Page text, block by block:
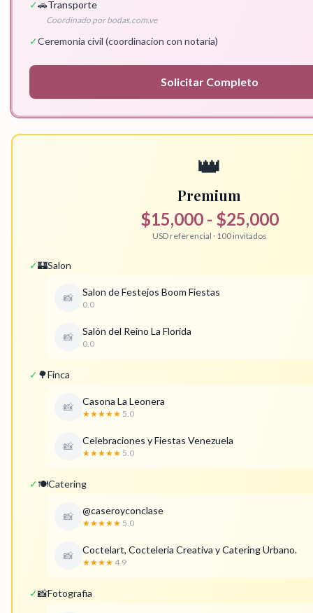
✓🚗Transporte
Coordinado por bodas.com.ve
✓Ceremonia civil (coordinacion con notaria)
Solicitar Completo
👑
Premium
$15,000 - $25,000
USD referencial · 100 invitados
✓🏰Salon
📸 Salon de Festejos Boom Fiestas
0.0
📸 Salón del Reino La Florida
0.0
✓ 🌳Finca
📸 Casona La Leonera
★★★★★ 5.0
📸 Celebraciones y Fiestas Venezuela
★★★★★ 5.0
✓🍽️Catering
📸 @caseroyconclase
★★★★★ 5.0
📸 Coctelart, Cocteleria Creativa y Catering Urbano.
★★★★ 4.9
✓📸Fotografia